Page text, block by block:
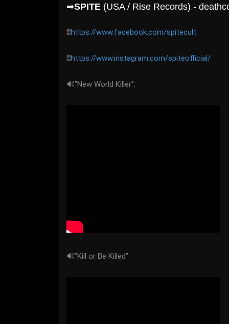
➡SPITE (USA / Rise Records) -
🌐https://www.facebook.com/spitecult
🌐https://www.instagram.com/spiteofficial/
🔊”New World Killer”:
🔊”Kill or Be Killed”: